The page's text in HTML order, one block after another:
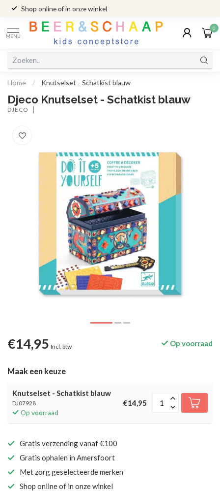
Shop online of in onze winkel
MENU
0
Home / Knutselset - Schatkist blauw
Djeco Knutselset - Schatkist blauw
DJECO
€14,95 Incl. btw Op voorraad
Maak een keuze
Knutselset - Schatkist blauw
DJ07928
Op voorraad
€14,95
Gratis verzending vanaf €100
Gratis ophalen in Amersfoort
Met zorg geselecteerde merken
Shop online of in onze winkel